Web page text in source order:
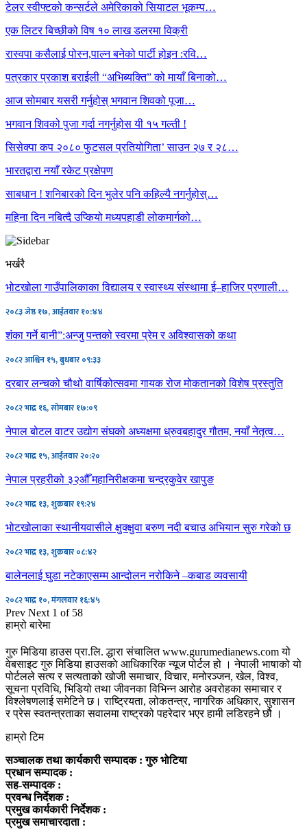
टेलर स्वीफ्टको कन्सर्टले अमेरिकाको सियाटल भूकम्प…
एक लिटर बिच्छीको विष १० लाख डलरमा विक्री
रास्वपा कसैलाई पोस्न,पाल्न बनेको पार्टी होइन :रवि…
पत्रकार प्रकाश बराईली “अभिब्यक्ति” को मायाँ बिनाको…
आज सोमबार यसरी गर्नुहोस् भगवान शिवको पूजा…
भगवान शिवको पुजा गर्दा नगर्नुहोस यी १५ गल्ती !
सिसेक्पा कप २०८० फुटसल प्रतियोगिता’ साउन २७ र २८…
भारतद्वारा नयाँ रकेट प्रक्षेपण
साबधान ! शनिबारको दिन भुलेर पनि कहिल्यै नगर्नुहोस्…
महिना दिन नबित्दै उप्कियो मध्यपहाडी लोकमार्गको…
भर्खरै
भोटखोला गाउँपालिकाका विद्यालय र स्वास्थ्य संस्थामा ई–हाजिर प्रणाली…
२०८३ जेष्ठ १७, आईतवार १०:४४
शंका गर्ने बानी”:अन्जु पन्तको स्वरमा प्रेम र अविश्वासको कथा
२०८२ आश्विन १५, बुधबार ०९:३३
दरबार लन्चको चौथो वार्षिकोत्सवमा गायक रोज मोकतानको विशेष प्रस्तुति
२०८२ भाद्र १६, सोमबार १७:०९
नेपाल बोटल वाटर उद्योग संघको अध्यक्षमा ध्रुवबहादुर गौतम, नयाँ नेतृत्व…
२०८२ भाद्र १५, आईतवार २०:२०
नेपाल प्रहरीको ३२औँ महानिरीक्षकमा चन्द्रकुवेर खापुङ
२०८२ भाद्र १३, शुक्रबार १९:२४
भोटखोलाका स्थानीयवासीले क्षुक्क्षुवा बरुण नदी बचाउ अभियान सुरु गरेको छ
२०८२ भाद्र १३, शुक्रबार ०८:४२
बालेनलाई घुडा नटेकाएसम्म आन्दोलन नरोकिने –कबाड व्यवसायी
२०८२ भाद्र १०, मंगलवार १६:४५
Prev Next 1 of 58
हाम्रो बारेमा
गुरु मिडिया हाउस प्रा.लि. द्धारा संचालित www.gurumedianews.com यो
वेबसाइट गुरु मिडिया हाउसकाे आधिकारिक न्यूज पोर्टल हो । नेपाली भाषाको यो
पोर्टलले सत्य र सत्यताको खोजी समाचार, विचार, मनोरञ्जन, खेल, विश्व,
सूचना प्रविधि, भिडियो तथा जीवनका विभिन्न आरोह अवरोहका समाचार र
विश्लेषणलाई समेटिने छ। राष्ट्रियता, लोकतन्त्र, नागरिक अधिकार, सुशासन
र प्रेस स्वतन्त्रताका सवालमा राष्ट्रको पहरेदार भएर हामी लडिरहने छौ ।
हाम्रो टिम
सञ्चालक तथा कार्यकारी सम्पादक : गुरु भोटिया
प्रधान सम्पादक :
सह-सम्पादक :
प्रवन्ध निर्देशक :
प्रमुख कार्यकारी निर्देशक :
प्रमुख समाचारदाता :